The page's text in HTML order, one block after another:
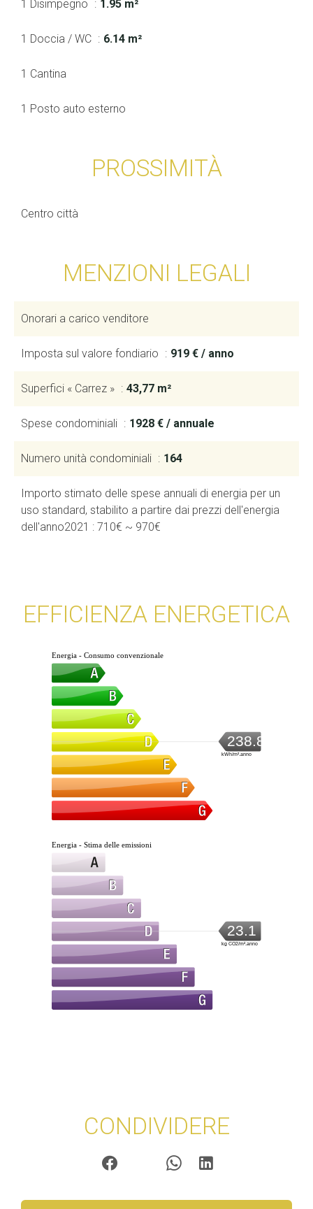
1 Disimpegno 1.95 m²
1 Doccia / WC 6.14 m²
1 Cantina
1 Posto auto esterno
PROSSIMITÀ
Centro città
MENZIONI LEGALI
Onorari a carico venditore
Imposta sul valore fondiario 919 € / anno
Superfici « Carrez » 43,77 m²
Spese condominiali 1928 € / annuale
Numero unità condominiali 164
Importo stimato delle spese annuali di energia per un
uso standard, stabilito a partire dai prezzi dell'energia
dell'anno2021 : 710€ ~ 970€
EFFICIENZA ENERGETICA
Energia - Consumo convenzionale
238.8
kWh/m².anno
Energia - Stima delle emissioni
23.1
kg CO2/m².anno
CONDIVIDERE